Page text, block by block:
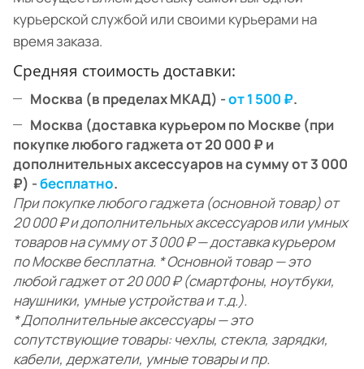
курьерской службой или своими курьерами на
время заказа.
Средняя стоимость доставки:
Москва (в пределах МКАД) -от 1 500 ₽.
Москва (доставка курьером по Москве (при
покупке любого гаджета от 20 000 ₽ и
дополнительных аксессуаров на сумму от 3 000
₽) -бесплатно.
При покупке любого гаджета (основной товар) от
20 000 ₽ и дополнительных аксессуаров или умных
товаров на сумму от 3 000 ₽ — доставка курьером
по Москве бесплатна. * Основной товар — это
любой гаджет от 20 000 ₽ (смартфоны, ноутбуки,
наушники, умные устройства и т.д.).
* Дополнительные аксессуары — это
сопутствующие товары: чехлы, стекла, зарядки,
кабели, держатели, умные товары и пр.